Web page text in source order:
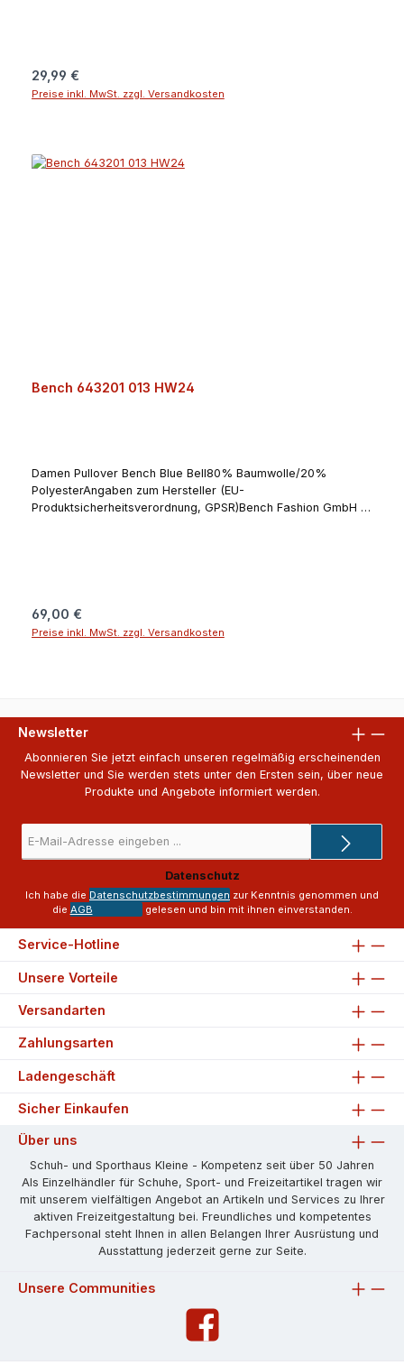
GPSR)Regatta Great Outdoors Ireland Ltd. (Regatta +
Dare2b)25 Westside Centre, Model Farm Road, Company no
(Upland)Deutschlandschuhhauskleine@t-online.dewww.sport-
Regulärer Preis:
29,99 €
Preise inkl. MwSt. zzgl. Versandkosten
Bench 643201 013 HW24
Damen Pullover Bench Blue Bell80% Baumwolle/20%
PolyesterAngaben zum Hersteller (EU-
Produktsicherheitsverordnung, GPSR)Bench Fashion GmbH &
Regulärer Preis:
69,00 €
Preise inkl. MwSt. zzgl. Versandkosten
Newsletter
Abonnieren Sie jetzt einfach unseren regelmäßig erscheinenden
Newsletter und Sie werden stets unter den Ersten sein, über neue
Produkte und Angebote informiert werden.
Mail-
Adresse
*
Datenschutz
Ich habe die Datenschutzbestimmungen zur Kenntnis genommen und
die AGB gelesen und bin mit ihnen einverstanden.
Service-Hotline
Unsere Vorteile
Versandarten
Zahlungsarten
Ladengeschäft
Sicher Einkaufen
Über uns
Schuh- und Sporthaus Kleine - Kompetenz seit über 50 Jahren
Als Einzelhändler für Schuhe, Sport- und Freizeitartikel tragen wir
mit unserem vielfältigen Angebot an Artikeln und Services zu Ihrer
aktiven Freizeitgestaltung bei. Freundliches und kompetentes
Fachpersonal steht Ihnen in allen Belangen Ihrer Ausrüstung und
Ausstattung jederzeit gerne zur Seite.
Unsere Communities